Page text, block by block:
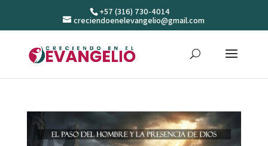
+57 (316) 730-4014
creciendoenelevangelio@gmail.com